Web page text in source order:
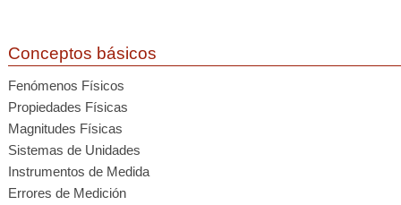
Conceptos básicos
Fenómenos Físicos
Propiedades Físicas
Magnitudes Físicas
Sistemas de Unidades
Instrumentos de Medida
Errores de Medición